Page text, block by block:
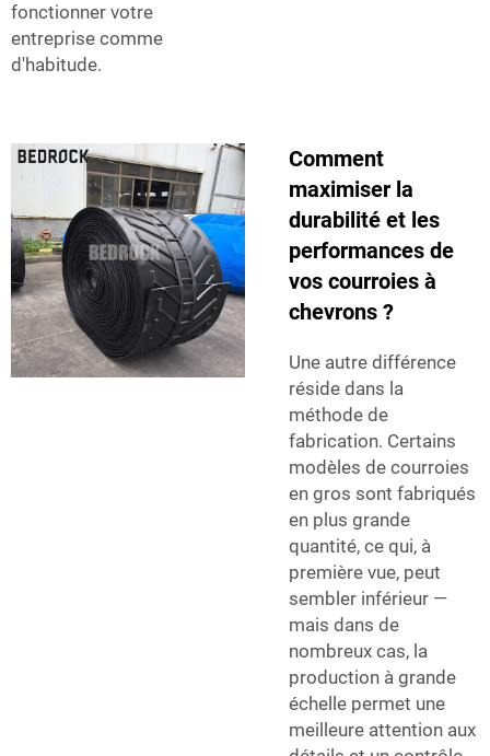
fonctionner votre
entreprise comme
d'habitude.
Comment
maximiser la
durabilité et les
performances de
vos courroies à
chevrons ?
Une autre différence
réside dans la
méthode de
fabrication. Certains
modèles de courroies
en gros sont fabriqués
en plus grande
quantité, ce qui, à
première vue, peut
sembler inférieur —
mais dans de
nombreux cas, la
production à grande
échelle permet une
meilleure attention aux